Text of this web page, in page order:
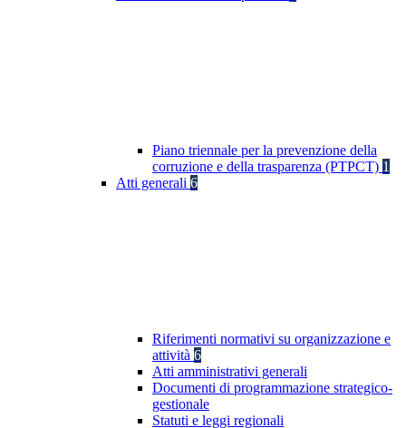
Piano triennale per la prevenzione della
corruzione e della trasparenza (PTPCT) 1
Atti generali 6
Riferimenti normativi su organizzazione e
attività 6
Atti amministrativi generali
Documenti di programmazione strategico-
gestionale
Statuti e leggi regionali